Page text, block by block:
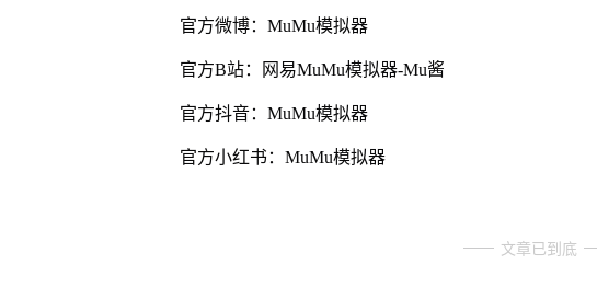
官方微博：MuMu模拟器
官方B站：网易MuMu模拟器-Mu酱
官方抖音：MuMu模拟器
官方小红书：MuMu模拟器
文章已到底